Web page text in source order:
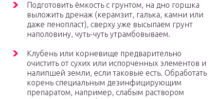
Подготовить ёмкость с грунтом, на дно горшка
выложить дренаж (керамзит, галька, камни или
даже пенопласт), сверху уже высыпаем грунт
наполовину, чуть-чуть утрамбовываем.
Клубень или корневище предварительно
очистить от сухих или испорченных элементов и
налипшей земли, если таковые есть. Обработать
корень специальным дезинфицирующим
препаратом, например, слабым раствором